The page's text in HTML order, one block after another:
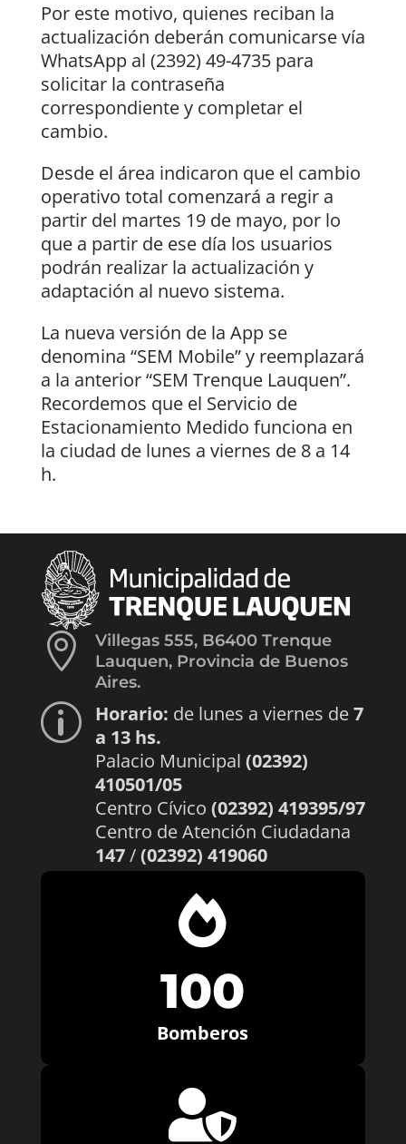
Por este motivo, quienes reciban la
actualización deberán comunicarse vía
WhatsApp al (2392) 49-4735 para
solicitar la contraseña
correspondiente y completar el
cambio.
Desde el área indicaron que el cambio
operativo total comenzará a regir a
partir del martes 19 de mayo, por lo
que a partir de ese día los usuarios
podrán realizar la actualización y
adaptación al nuevo sistema.
La nueva versión de la App se
denomina “SEM Mobile” y reemplazará
a la anterior “SEM Trenque Lauquen”.
Recordemos que el Servicio de
Estacionamiento Medido funciona en
la ciudad de lunes a viernes de 8 a 14
h.

Villegas 555, B6400 Trenque
Lauquen, Provincia de Buenos
Aires.
p Horario: de lunes a viernes de7
a 13 hs.
Palacio Municipal (02392)
410501/05
Centro Cívico (02392) 419395/97
Centro de Atención Ciudadana
147/(02392) 419060

100
Bomberos
